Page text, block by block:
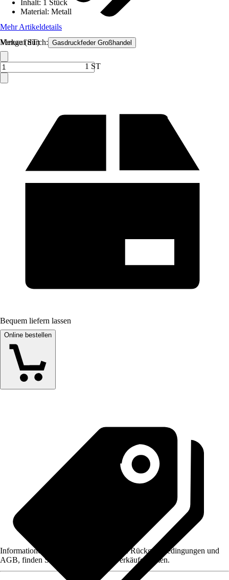
Verkauf durch: Gasdruckfeder Großhandel
Inhalt: 1 Stück
Material: Metall
Mehr Artikeldetails
Menge (ST)
1 ST
Bequem liefern lassen
Online bestellen
Informationen des Verkäufers, wie z. B. Rückgabebedingungen und
AGB, finden Sie bei Klick auf den Verkäufernamen.